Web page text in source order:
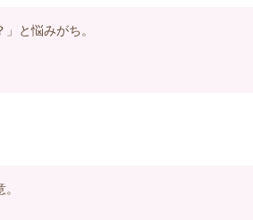
と悩みがち。